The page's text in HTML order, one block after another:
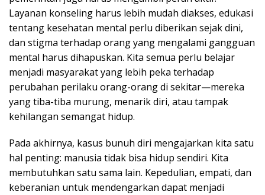
Layanan konseling harus lebih mudah diakses, edukasi
tentang kesehatan mental perlu diberikan sejak dini,
dan stigma terhadap orang yang mengalami gangguan
mental harus dihapuskan. Kita semua perlu belajar
menjadi masyarakat yang lebih peka terhadap
perubahan perilaku orang-orang di sekitar—mereka
yang tiba-tiba murung, menarik diri, atau tampak
kehilangan semangat hidup.
Pada akhirnya, kasus bunuh diri mengajarkan kita satu
hal penting: manusia tidak bisa hidup sendiri. Kita
membutuhkan satu sama lain. Kepedulian, empati, dan
keberanian untuk mendengarkan dapat menjadi